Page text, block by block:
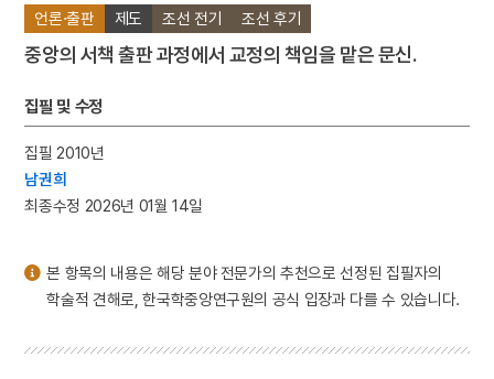
화성 용주사 남무대성인로왕보살번
8 경제조정관실
10 근정훈장
1
5 연
7
화성 용주사 남무대성인로왕보살번
언론·출판 제도 조선 전기 조선 후기
중앙의 서책 출판 과정에서 교정의 책임을 맡은 문신.
집필 및 수정
집필 2010년
남권희
최종수정 2026년 01월 14일
본 항목의 내용은 해당 분야 전문가의 추천으로 선정된 집필자의
학술적 견해로, 한국학중앙연구원의 공식 입장과 다를 수 있습니다.